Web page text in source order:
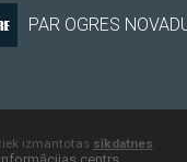
PAR OGRES
izmantotas sīkdatnes.